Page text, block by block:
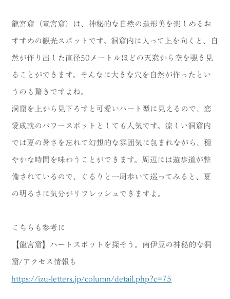
龍宮窟（竜宮窟）は、神秘的な自然の造形美を楽しめるお
すすめの観光スポットです。洞窟内に入って上を向くと、自
然が作り出した直径50メートルほどの天窓から空を覗き見
ることができます。そんなに大きな穴を自然が作ったとい
うのも驚きですよね。
洞窟を上から見下ろすと可愛いハート型に見えるので、恋
愛成就のパワースポットとしても人気です。涼しい洞窟内
では夏の暑さを忘れて幻想的な雰囲気に包まれながら、穏
やかな時間を味わうことができます。周辺には遊歩道が整
備されているので、ぐるりと一周歩いて巡ってみると、夏
の明るさに気分がリフレッシュできますよ。
こちらも参考に
【龍宮窟】ハートスポットを探そう。南伊豆の神秘的な洞
窟/アクセス情報も
https://izu-letters.jp/column/detail.php?c=75